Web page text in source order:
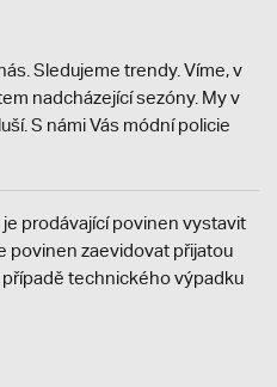
Sledujeme trendy. Víme, v
nadcházející sezóny. My v
S námi Vás módní policie
prodávající povinen vystavit
povinen zaevidovat přijatou
technického výpadku